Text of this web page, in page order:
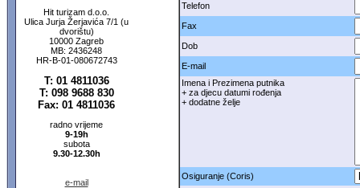
Hit turizam d.o.o.
Ulica Jurja Žerjavića 7/1 (u
dvorištu)
10000 Zagreb
MB: 2436248
HR-B-01-080672743
T: 01 4811036
T: 098 9688 830
Fax: 01 4811036
radno vrijeme
9-19h
subota
9.30-12.30h
e-mail
Telefon
Fax
Dob
E-mail
Imena i Prezimena putnika
+ za djecu datumi rođenja
+ dodatne želje
Osiguranje (Coris)